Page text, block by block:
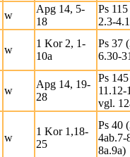
w
Apg 14, 5-
18
Ps
2.3-
w
1 Kor 2, 1-
10a
Ps 37
6.30-
w
Apg 14, 19-
28
Ps
11.12-
vgl.
w
1 Kor 1,18-
25
Ps 40
4ab.7-
8a.9a)